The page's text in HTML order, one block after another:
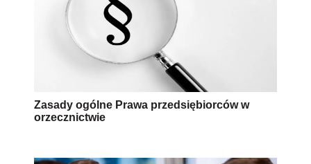
Zasady ogólne Prawa przedsiębiorców w
orzecznictwie